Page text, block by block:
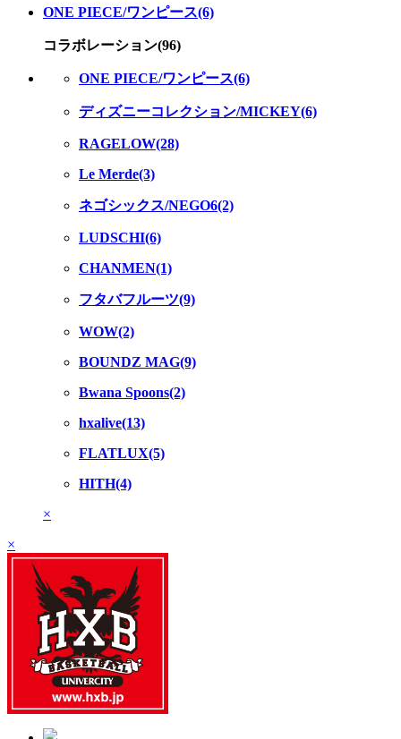
ONE PIECE/ワンピース(6)
コラボレーション(96)
ONE PIECE/ワンピース(6)
ディズニーコレクション/MICKEY(6)
RAGELOW(28)
Le Merde(3)
ネゴシックス/NEGO6(2)
LUDSCHI(6)
CHANMEN(1)
フタバフルーツ(9)
WOW(2)
BOUNDZ MAG(9)
Bwana Spoons(2)
hxalive(13)
FLATLUX(5)
HITH(4)
×
×